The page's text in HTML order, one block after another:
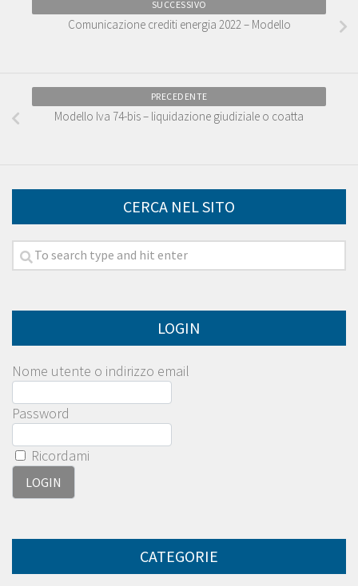
SUCCESSIVO
Comunicazione crediti energia 2022 – Modello
PRECEDENTE
Modello Iva 74-bis – liquidazione giudiziale o coatta
CERCA NEL SITO
LOGIN
Nome utente o indirizzo email
Password
Ricordami
CATEGORIE